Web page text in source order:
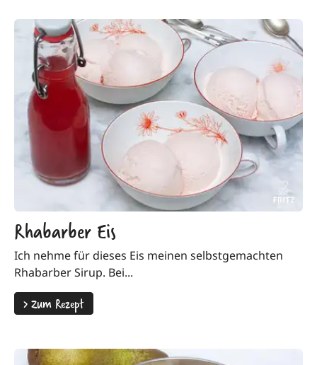
Rhabarber Eis
Ich nehme für dieses Eis meinen selbstgemachten
Rhabarber Sirup. Bei...
>Zum Rezept